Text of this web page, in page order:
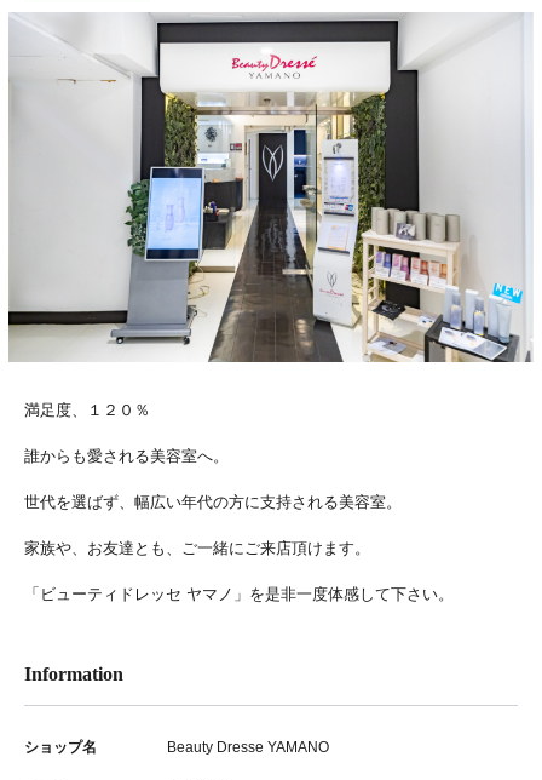
満足度、１２０％
誰からも愛される美容室へ。
世代を選ばず、幅広い年代の方に支持される美容室。
家族や、お友達とも、ご一緒にご来店頂けます。
「ビューティドレッセ ヤマノ」を是非一度体感して下さい。
Information
ショップ名 Beauty Dresse YAMANO